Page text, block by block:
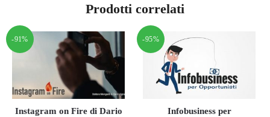
Prodotti correlati
-91%
Instagram on Fire di Dario
-95%
Infobusiness per